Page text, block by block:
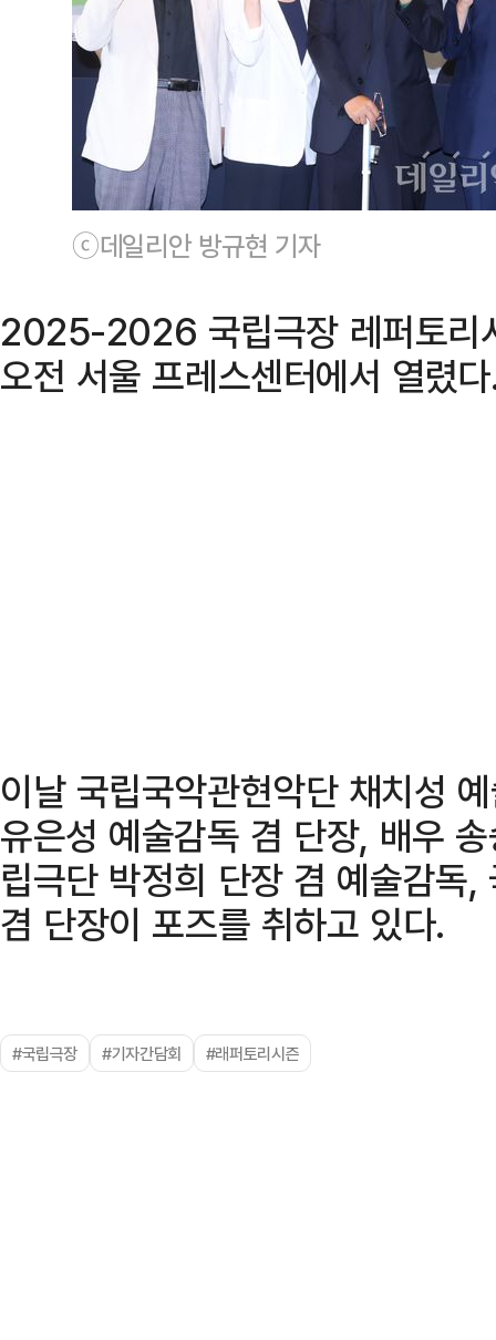
ⓒ데일리안 방규현 기자
2025-2026 국립극장 레퍼토리
오전 서울 프레스센터에서 열렸
이날 국립국악관현악단 채치성
유은성 예술감독 겸 단장, 배우
립극단 박정희 단장 겸 예술감독
겸 단장이 포즈를 취하고 있다.
#국립극장 #기자간담회 #래퍼토리시즌